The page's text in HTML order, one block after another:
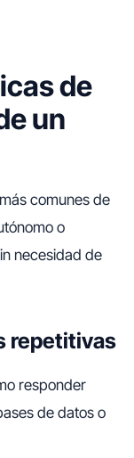
de
un
comunes de
o
necesidad de
repetitivas
responder
de datos o